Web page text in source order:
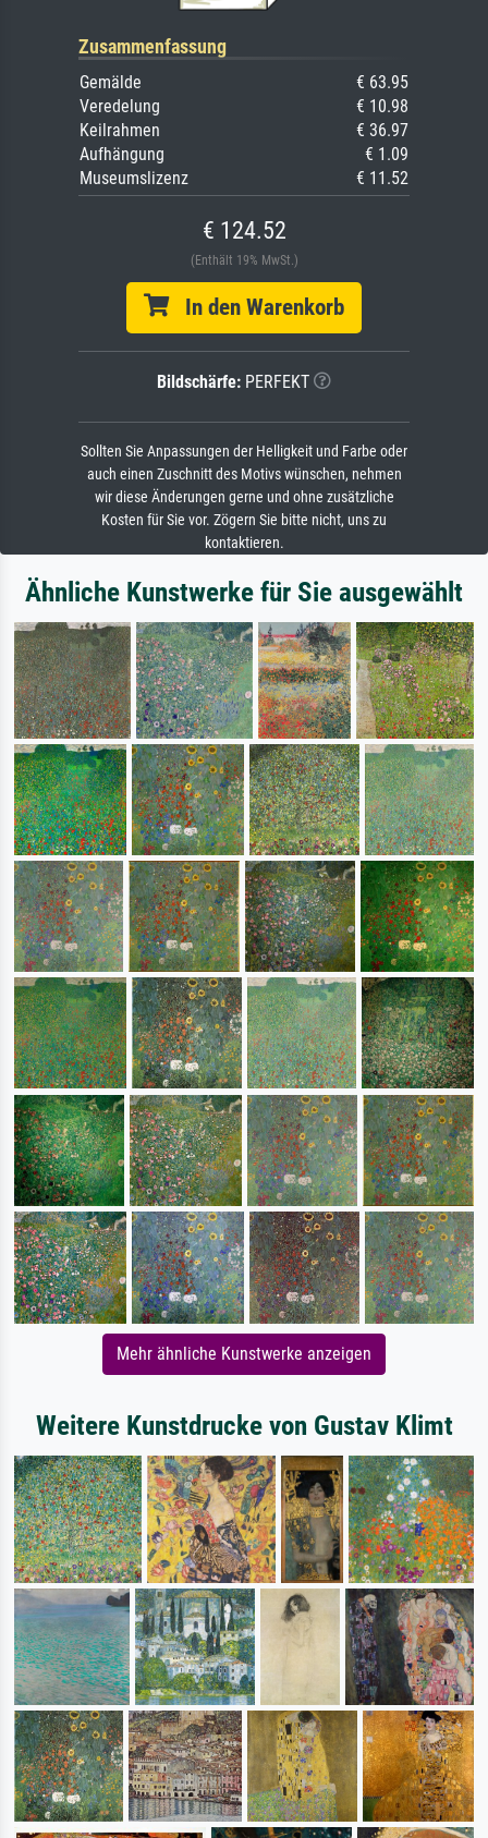
Zusammenfassung
Gemälde
€ 63.95
Veredelung
€ 10.98
Keilrahmen
€ 36.97
Aufhängung
€ 1.09
Museumslizenz
€ 11.52
€ 124.52
(Enthält 19% MwSt.)
In den Warenkorb
Bildschärfe: PERFEKT
Sollten Sie Anpassungen der Helligkeit und Farbe oder
auch einen Zuschnitt des Motivs wünschen, nehmen
wir diese Änderungen gerne und ohne zusätzliche
Kosten für Sie vor. Zögern Sie bitte nicht, uns zu
kontaktieren.
Ähnliche Kunstwerke für Sie ausgewählt
Mehr ähnliche Kunstwerke anzeigen
Weitere Kunstdrucke von Gustav Klimt